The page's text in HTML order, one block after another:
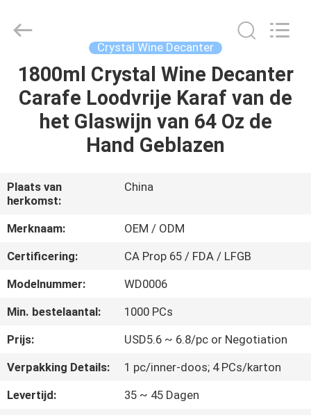
HUIS
PRODUCTEN
ONGEVEER
ONS
FABRIEKSREIS
KWALITEITSCONTROLE
CONTACTEER
ONS
PRODUCTS
Reserved.
Crystal Wine Decanter
1800ml Crystal Wine Decanter
Carafe Loodvrije Karaf van de
het Glaswijn van 64 Oz de
Hand Geblazen
Plaats van
herkomst:
China
Merknaam:
OEM / ODM
Certificering:
CA Prop 65 / FDA / LFGB
Modelnummer:
WD0006
Min. bestelaantal:
1000 PCs
Prijs:
USD5.6 ~ 6.8/pc or Negotiation
Verpakking Details:
1 pc/inner-doos; 4 PCs/karton
Levertijd:
35 ~ 45 Dagen